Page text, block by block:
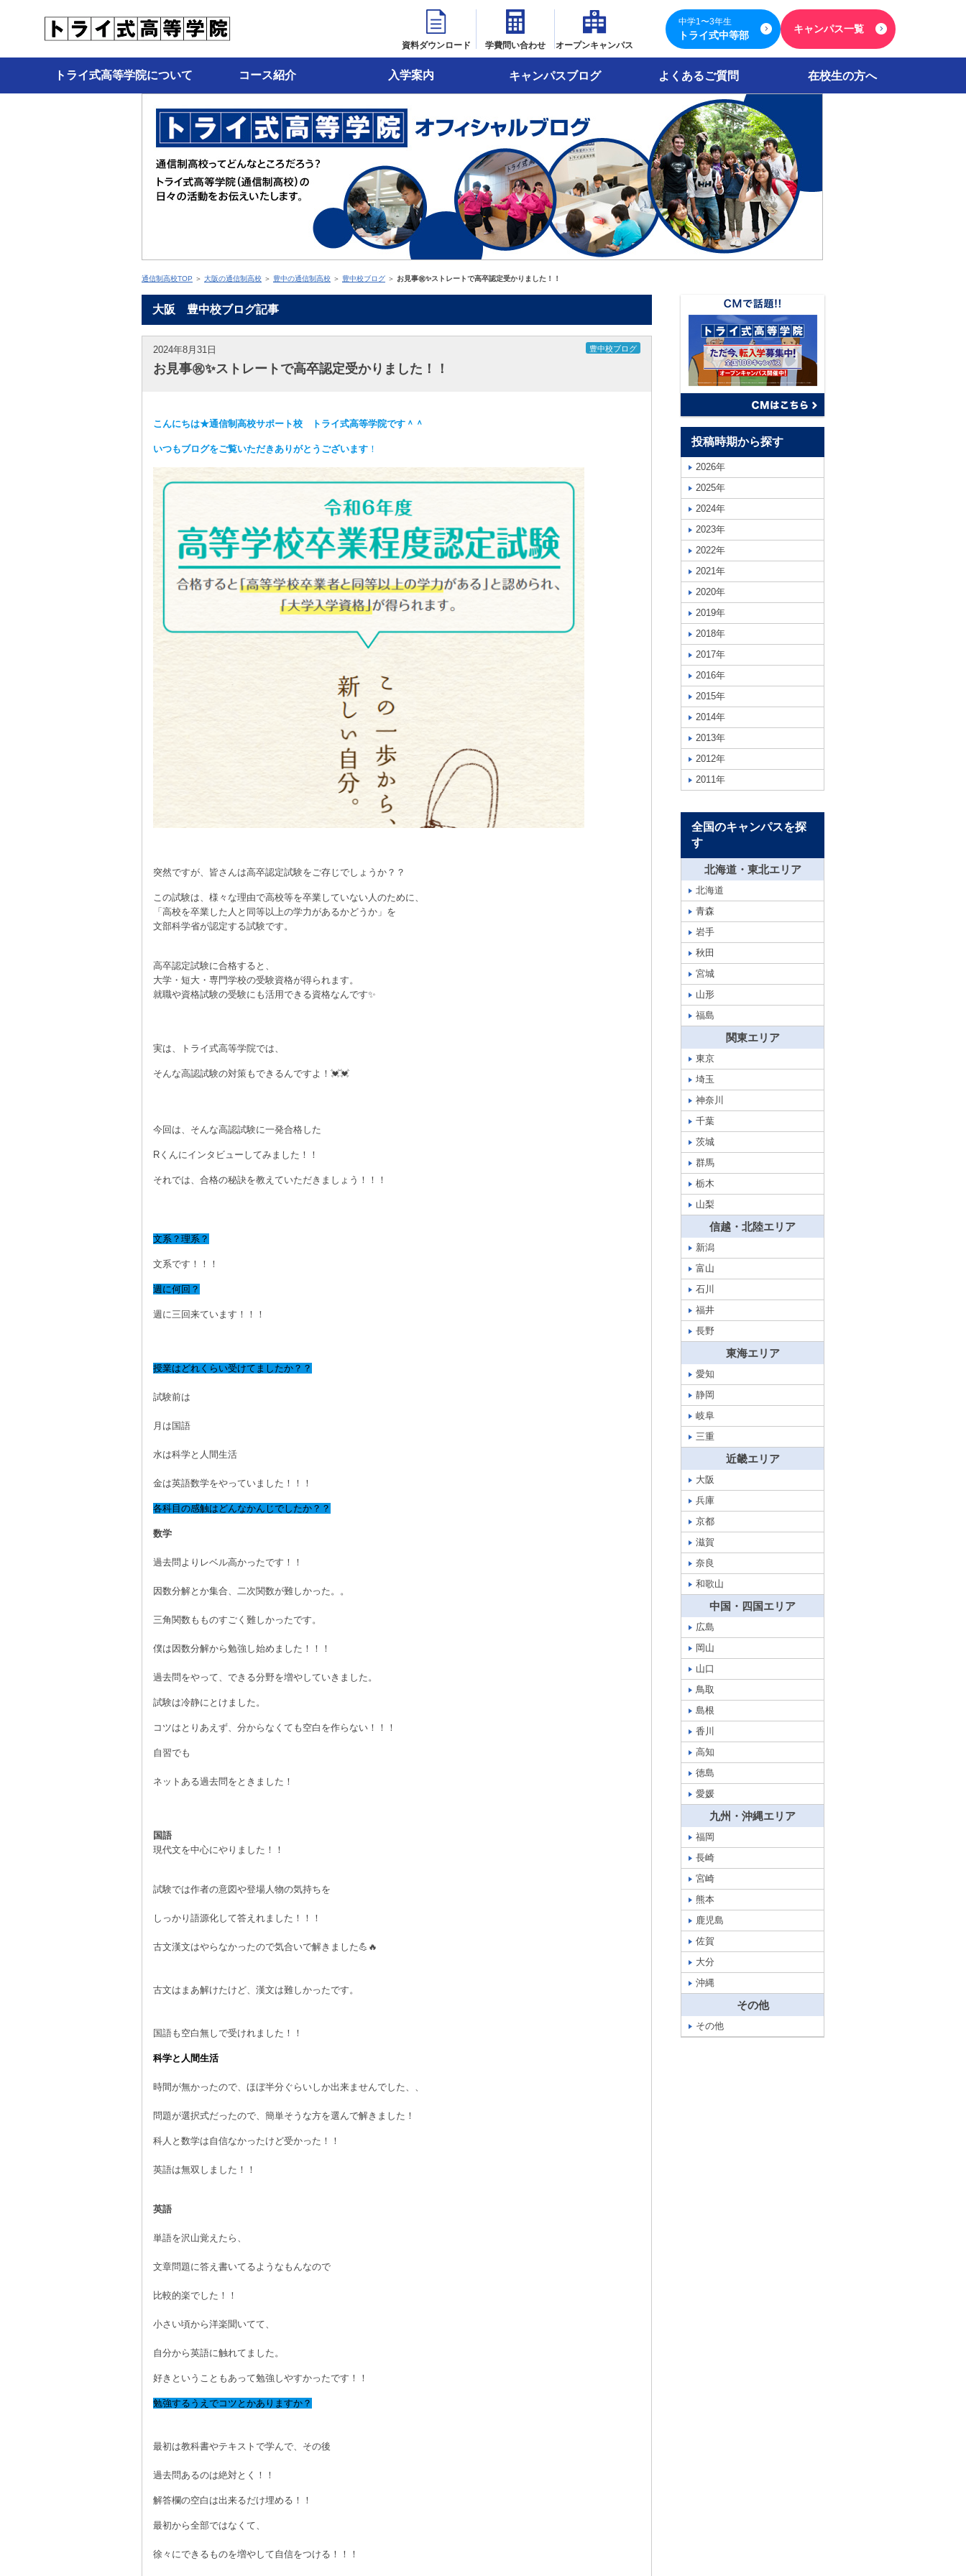
資料ダウンロード 学費問い合わせ オープンキャンパス
中学1〜3年生
トライ式中等部
キャンパス一覧
トライ式高等学院について コース紹介 入学案内 キャンパスブログ よくあるご質問 在校生の方へ
通信制高校TOP ＞ 大阪の通信制高校 ＞ 豊中の通信制高校 ＞ 豊中校ブログ ＞ お見事㊗✨ストレートで高卒認定受かりました！！
大阪 豊中校ブログ記事
2024年8月31日 豊中校ブログ
お見事㊗✨ストレートで高卒認定受かりました！！
こんにちは★通信制高校サポート校 トライ式高等学院です＾＾
いつもブログをご覧いただきありがとうございます ！
突然ですが、皆さんは高卒認定試験をご存じでしょうか？？
この試験は、様々な理由で高校等を卒業していない人のために、
「高校を卒業した人と同等以上の学力があるかどうか」を
文部科学省が認定する試験です。
高卒認定試験に合格すると、
大学・短大・専門学校の受験資格が得られます。
就職や資格試験の受験にも活用できる資格なんです✨
実は、トライ式高等学院では、
そんな高認試験の対策もできるんですよ！💓💓
今回は、そんな高認試験に一発合格した
Rくんにインタビューしてみました！！
それでは、合格の秘訣を教えていただきましょう！！！
文系？理系？
文系です！！！
週に何回？
週に三回来ています！！！
授業はどれくらい受けてましたか？？
試験前は
月は国語
水は科学と人間生活
金は英語数学をやっていました！！！
各科目の感触はどんなかんじでしたか？？
数学
過去問よりレベル高かったです！！
因数分解とか集合、二次関数が難しかった。。
三角関数もものすごく難しかったです。
僕は因数分解から勉強し始めました！！！
過去問をやって、できる分野を増やしていきました。
試験は冷静にとけました。
コツはとりあえず、分からなくても空白を作らない！！！
自習でも
ネットある過去問をときました！
国語
現代文を中心にやりました！！
試験では作者の意図や登場人物の気持ちを
しっかり語源化して答えれました！！！
古文漢文はやらなかったので気合いで解きました💪🔥
古文はまあ解けたけど、漢文は難しかったです。
国語も空白無しで受けれました！！
科学と人間生活
時間が無かったので、ほぼ半分ぐらいしか出来ませんでした、、
問題が選択式だったので、簡単そうな方を選んで解きました！
科人と数学は自信なかったけど受かった！！
英語は無双しました！！
英語
単語を沢山覚えたら、
文章問題に答え書いてるようなもんなので
比較的楽でした！！
小さい頃から洋楽聞いてて、
自分から英語に触れてました。
好きということもあって勉強しやすかったです！！
勉強するうえでコツとかありますか？
最初は教科書やテキストで学んで、その後
過去問あるのは絶対とく！！
解答欄の空白は出来るだけ埋める！！
最初から全部ではなくて、
徐々にできるものを増やして自信をつける！！！
投稿時期から探す
2026年
2025年
2024年
2023年
2022年
2021年
2020年
2019年
2018年
2017年
2016年
2015年
2014年
2013年
2012年
2011年
全国のキャンパスを探
す
北海道・東北エリア
北海道
青森
岩手
秋田
宮城
山形
福島
関東エリア
東京
埼玉
神奈川
千葉
茨城
群馬
栃木
山梨
信越・北陸エリア
新潟
富山
石川
福井
長野
東海エリア
愛知
静岡
岐阜
三重
近畿エリア
大阪
兵庫
京都
滋賀
奈良
和歌山
中国・四国エリア
広島
岡山
山口
鳥取
島根
香川
高知
徳島
愛媛
九州・沖縄エリア
福岡
長崎
宮崎
熊本
鹿児島
佐賀
大分
沖縄
その他
その他